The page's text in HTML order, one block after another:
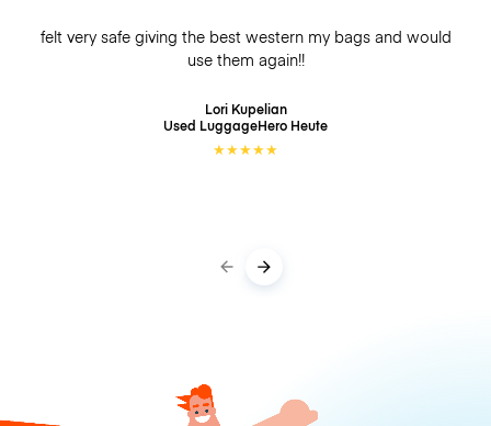
felt very safe giving the best western my bags and would
use them again!!
Lori Kupelian
Used LuggageHero Heute
★★★★★